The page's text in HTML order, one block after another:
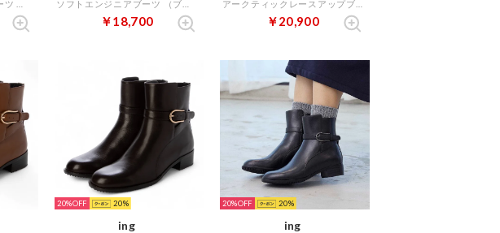
￥18,700 ￥20,900
20% 20
ing
20% 20
ing